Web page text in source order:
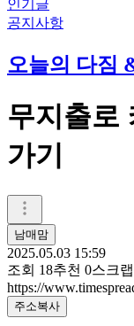
인기글
공지사항
오늘의 다짐
무지출로
가기
남매맘
2025.05.03 15:59
조회 18추천 0스크랩
https://
주소복사